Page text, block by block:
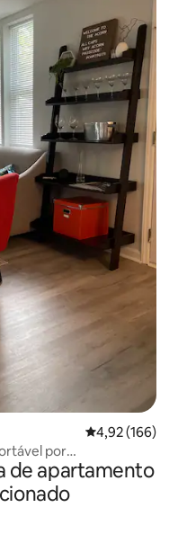
4,92 de uma
4,92 (166)
de apartamento